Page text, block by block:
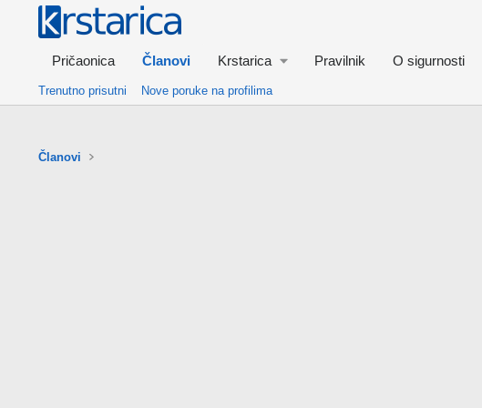
Pričaonica Članovi Krstarica Pravilnik O sigurnosti
Trenutno prisutni Nove poruke na profilima
Članovi